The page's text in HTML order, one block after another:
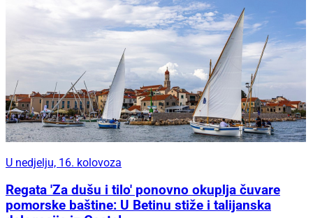
U nedjelju, 16. kolovoza
Regata 'Za dušu i tilo' ponovno okuplja čuvare
pomorske baštine: U Betinu stiže i talijanska